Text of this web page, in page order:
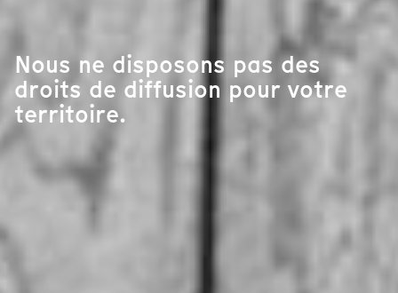
Nous ne disposons pas des
droits de diffusion pour votre
territoire.